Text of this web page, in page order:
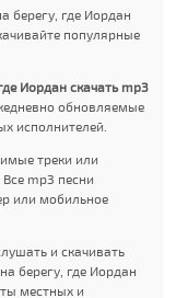
берегу, где Иордан
популярные
Иордан скачать mp3
обновляемые
исполнителей.
треки или
mp3 песни
или мобильное
и скачивать
берегу, где Иордан
местных и